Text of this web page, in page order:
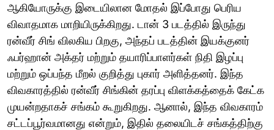
ஆகியோருக்கு இடையிலான மோதல் இப்போது பெரிய
விவாதமாக மாறியிருக்கிறது. டான் 3 படத்தில் இருந்து
ரன்வீர் சிங் விலகிய பிறகு, அந்தப் படத்தின் இயக்குனர்
ஃபர்ஹான் அக்தர் மற்றும் தயாரிப்பாளர்கள் நிதி இழப்பு
மற்றும் ஒப்பந்த மீறல் குறித்து புகார் அளித்தனர். இந்த
விவகாரத்தில் ரன்வீர் சிங்கின் தரப்பு விளக்கத்தைக் கேட்க
முயன்றதாகச் சங்கம் கூறுகிறது. ஆனால், இந்த விவகாரம்
சட்டப்பூர்வமானது என்றும், இதில் தலையிடச் சங்கத்திற்கு